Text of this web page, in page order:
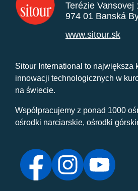
Terézie Vansovej
974 01 Banská
www.sitour.sk
Sitour International to największa
innowacji technologicznych w
na świecie.
Współpracujemy z ponad 1000
ośrodki narciarskie, ośrodki